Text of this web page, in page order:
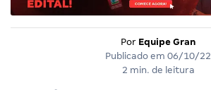
Por Equipe Gran
Publicado em 06/10/22
2 min. de leitura